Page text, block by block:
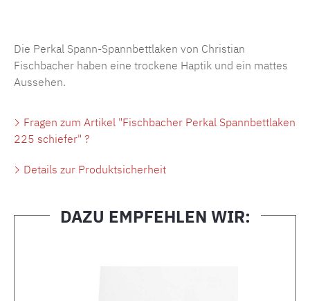
Die Perkal Spann-Spannbettlaken von Christian
Fischbacher haben eine trockene Haptik und ein mattes
Aussehen.
Fragen zum Artikel "Fischbacher Perkal Spannbettlaken
225 schiefer" ?
Details zur Produktsicherheit
DAZU EMPFEHLEN WIR: